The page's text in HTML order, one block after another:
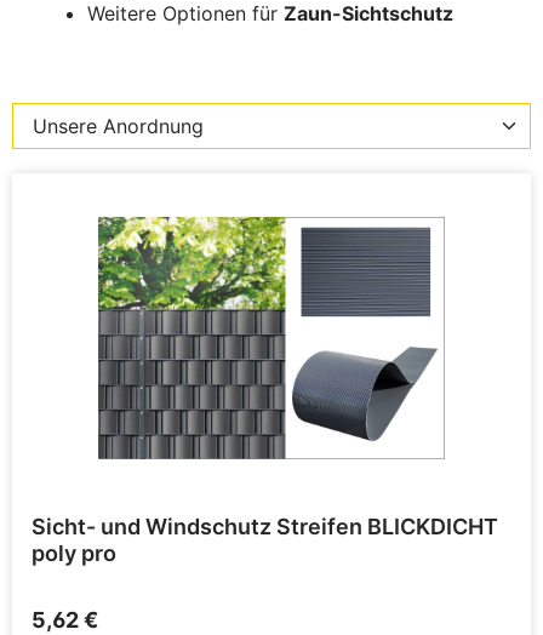
Weitere Optionen für Zaun-Sichtschutz
Sicht- und Windschutz Streifen BLICKDICHT
poly pro
5,62 €